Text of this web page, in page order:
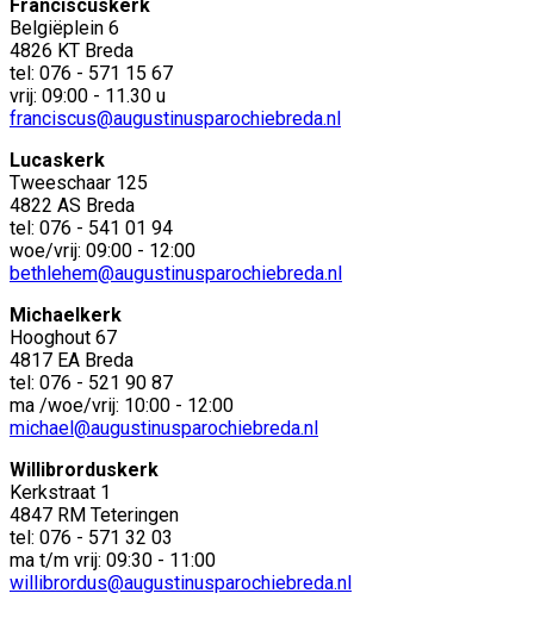
Franciscuskerk
Belgiëplein 6
4826 KT Breda
tel: 076 - 571 15 67
vrij: 09:00 - 11.30 u
franciscus@augustinusparochiebreda.nl
Lucaskerk
Tweeschaar 125
4822 AS Breda
tel: 076 - 541 01 94
woe/vrij: 09:00 - 12:00
bethlehem@augustinusparochiebreda.nl
Michaelkerk
Hooghout 67
4817 EA Breda
tel: 076 - 521 90 87
ma /woe/vrij: 10:00 - 12:00
michael@augustinusparochiebreda.nl
Willibrorduskerk
Kerkstraat 1
4847 RM Teteringen
tel: 076 - 571 32 03
ma t/m vrij: 09:30 - 11:00
willibrordus@augustinusparochiebreda.nl